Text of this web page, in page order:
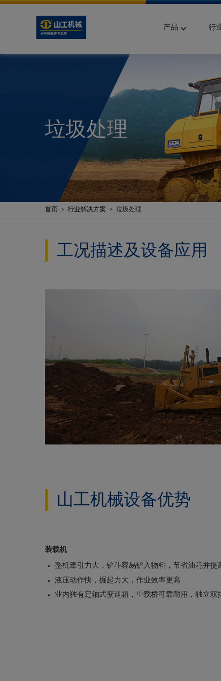
产品 行
垃圾处理
首页 行业解决方案 垃圾处理
工况描述及设备应用
山工机械设备优势
装载机
整机牵引力大，铲斗容易铲入物料，节省油耗并提
液压动作快，掘起力大，作业效率更高
业内独有定轴式变速箱，重载桥可靠耐用，独立